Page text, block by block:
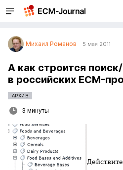
Михаил Романов 5 мая 2011
А как строится
в российских ECM-
АРХИВ
3 минуты